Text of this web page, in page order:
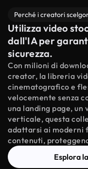
Perché i creatori
Utilizza video
dall'IA per
sicurezza.
Con milioni di
creator, la libreria
cinematografico e
velocemente senza
una landing page, un
verticale, questa
adattarsi ai moderni
contenuti,
Esplora